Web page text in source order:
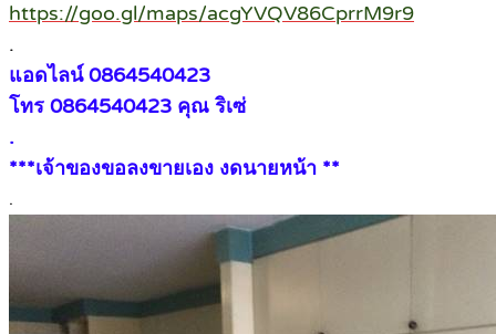
https://goo.gl/maps/acgYVQV86CprrM9r9
.
แอดไลน์ 0864540423
โทร 0864540423 คุณ ริเซ่
.
***เจ้าของขอลงขายเอง งดนายหน้า **
.